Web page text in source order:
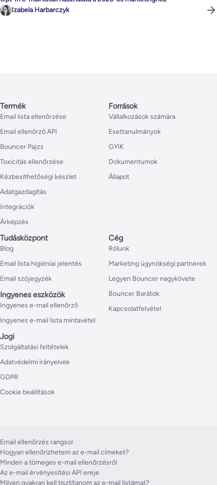
Izabela Harbarczyk
Termék
Email lista ellenőrzése
Email ellenőrző API
Bouncer Pajzs
Toxicitás ellenőrzése
Kézbesíthetőségi készlet
Adatgazdagítás
Integrációk
Árképzés
Források
Vállalkozások számára
Esettanulmányok
GYIK
Dokumentumok
Állapot
Tudásközpont
Blog
Email lista higiéniai jelentés
Email szójegyzék
Ingyenes eszközök
Ingyenes e-mail ellenőrző
Ingyenes e-mail lista mintavétel
Cég
Rólunk
Marketing ügynökségi partnerek
Legyen Bouncer nagykövete
Bouncer Barátok
Kapcsolatfelvétel
Jogi
Szolgáltatási feltételek
Adatvédelmi irányelvek
GDPR
Cookie beállítások
Email ellenőrzés rangsor
Hogyan ellenőrizhetem az e-mail címeket?
Minden a tömeges e-mail ellenőrzésről
Az e-mail érvényesítési API ereje
Milyen gyakran kell tisztítanom az e-mail listámat?